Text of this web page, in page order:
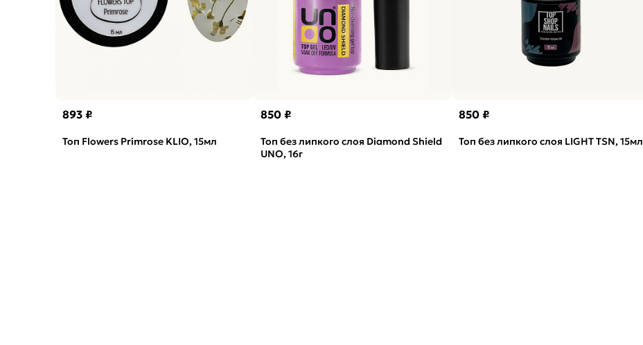
893 ₽
Топ Flowers Primrose KLIO, 15мл
850 ₽
Топ без липкого слоя Diamond Shield
UNO, 16г
850 ₽
Топ без липкого слоя LIGHT TSN, 15мл